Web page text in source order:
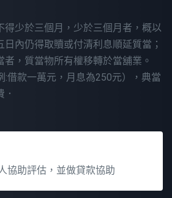
得少於三個月，少於三個月者，概以
內仍得取贖或付清利息順延質當；
，質當物所有權移轉於當舖業。
:借款一萬元，月息為250元），典當
助評估，並做貸款協助